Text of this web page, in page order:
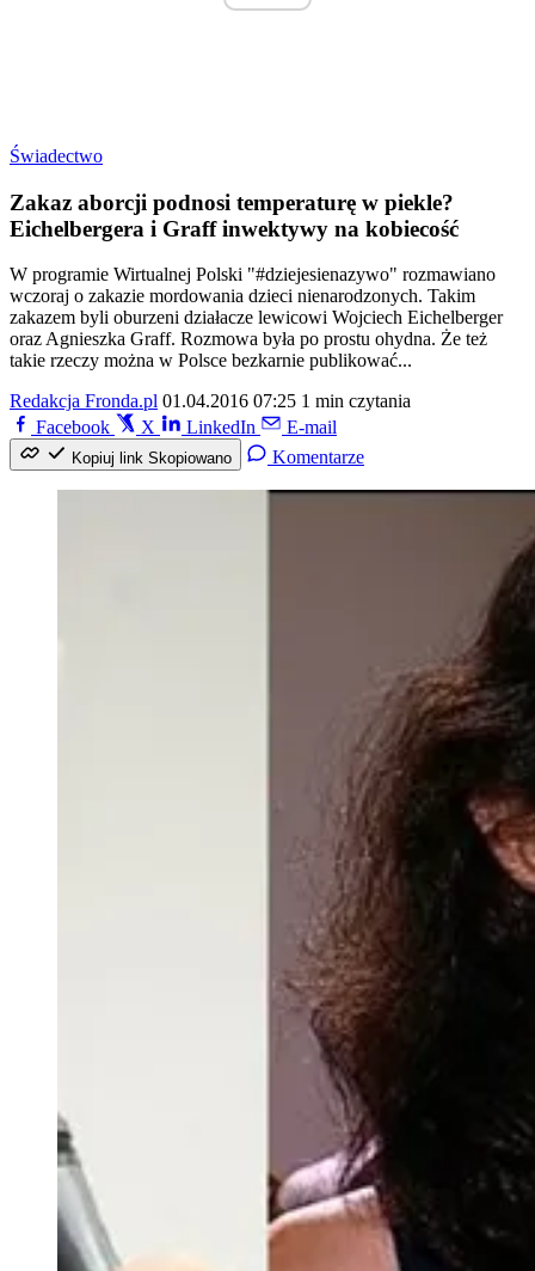
Świadectwo
Zakaz aborcji podnosi temperaturę w piekle?
Eichelbergera i Graff inwektywy na kobiecość
W programie Wirtualnej Polski "#dziejesienazywo" rozmawiano
wczoraj o zakazie mordowania dzieci nienarodzonych. Takim
zakazem byli oburzeni działacze lewicowi Wojciech Eichelberger
oraz Agnieszka Graff. Rozmowa była po prostu ohydna. Że też
takie rzeczy można w Polsce bezkarnie publikować...
Redakcja Fronda.pl 01.04.2016 07:25 1 min czytania
Facebook
X LinkedIn E-mail
Kopiuj link Skopiowano Komentarze